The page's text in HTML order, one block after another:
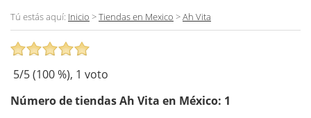
Tú estás aquí: Inicio >Tiendas en Mexico >Ah Vita
5/5 (100%), 1 voto
Número de tiendasAh Vita en México: 1